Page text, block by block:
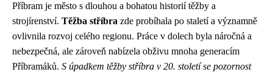
Příbram je město s dlouhou a bohatou historií těžby a
strojírenství. Těžba stříbra zde probíhala po staletí a významně
ovlivnila rozvoj celého regionu. Práce v dolech byla náročná a
nebezpečná, ale zároveň nabízela obživu mnoha generacím
Příbramáků. S úpadkem těžby stříbra v 20. století se pozornost